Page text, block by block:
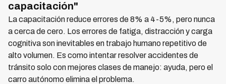
capacitación"
La capacitación reduce errores de 8% a 4-5%, pero nunca
a cerca de cero. Los errores de fatiga, distracción y carga
cognitiva son inevitables en trabajo humano repetitivo de
alto volumen. Es como intentar resolver accidentes de
tránsito solo con mejores clases de manejo: ayuda, pero el
carro autónomo elimina el problema.